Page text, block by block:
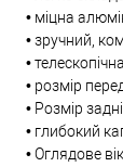
• міцна
• зручний,
•
• розмір
• Розмір
• глибокий
• Оглядове